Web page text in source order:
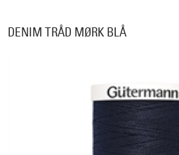
DENIM TRÅD MØRK BLÅ